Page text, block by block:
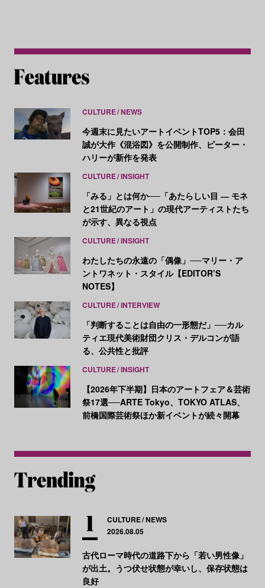
CULTURE NEWS
今週末に見たいアートイベントTOP5：会田
誠が大作《混浴図》を公開制作、ピーター・
ハリーが新作を発表
CULTURE INSIGHT
「みる」とは何か──「あたらしい目 ― モネ
と21世紀のアート」の現代アーティストたち
が示す、異なる視点
CULTURE INSIGHT
わたしたちの永遠の「偶像」──マリー・ア
ントワネット・スタイル【EDITOR’S
NOTES】
CULTURE INTERVIEW
「判断することは自由の一形態だ」──カル
ティエ現代美術財団クリス・デルコンが語
る、公共性と批評
CULTURE INSIGHT
【2026年下半期】日本のアートフェア＆芸術
祭17選──ARTE Tokyo、TOKYO ATLAS、
前橋国際芸術祭ほか新イベントが続々開幕
CULTURE NEWS
2026.08.05
古代ローマ時代の道路下から「若い男性像」
が出土。うつ伏せ状態が幸いし、保存状態は
良好